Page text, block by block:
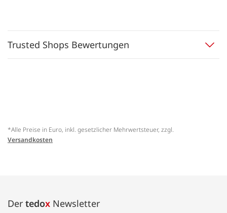
Trusted Shops Bewertungen
*Alle Preise in Euro, inkl. gesetzlicher Mehrwertsteuer, zzgl.
Versandkosten
Der tedox Newsletter